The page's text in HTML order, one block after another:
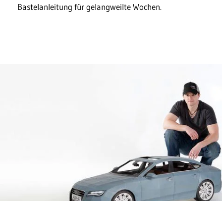
Bastelanleitung für gelangweilte Wochen.